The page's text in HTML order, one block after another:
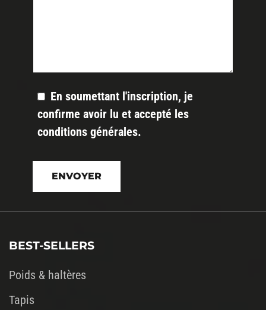
En soumettant l'inscription, je
confirme avoir lu et accepté les
conditions générales.
Veuillez
laisser
ce
champ
BEST-SELLERS
Poids & haltères
Tapis